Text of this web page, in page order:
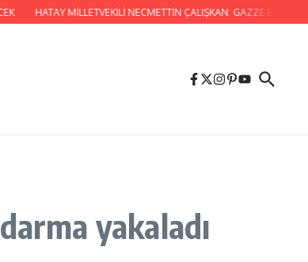
HATAY MİLLETVEKİLİ NECMETTİN ÇALIŞKAN: GAZZE ELDEN
yakaladı